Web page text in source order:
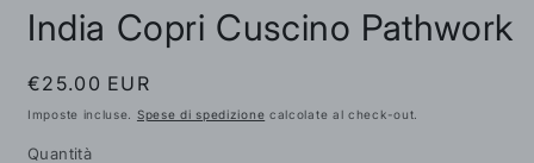
multimediali
1
finestra
modale
India Copri Cuscino Pathwork
Prezzo
di
€25.00 EUR
Imposte incluse. Spese di spedizione calcolate al check-out.
Quantità